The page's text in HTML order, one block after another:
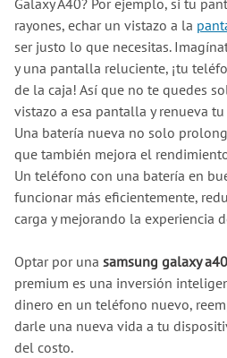
Galaxy A40? Por ejemplo, si tu
rayones, echar un vistazo a la
ser justo lo que necesitas.
y una pantalla reluciente, ¡tu
de la caja! Así que no te quedes
vistazo a esa pantalla y renueva
Una batería nueva no solo
que también mejora el
Un teléfono con una batería en
funcionar más eficientemente,
carga y mejorando la experiencia
Optar por una samsung galaxy
premium es una inversión
dinero en un teléfono nuevo,
darle una nueva vida a tu
del costo.